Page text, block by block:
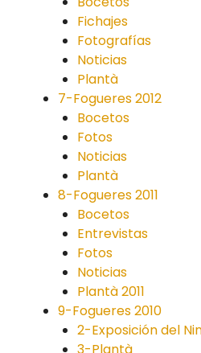
Fichajes
Fotografías
Noticias
Plantà
7-Fogueres 2012
Bocetos
Fotos
Noticias
Plantà
8-Fogueres 2011
Bocetos
Entrevistas
Fotos
Noticias
Plantà 2011
9-Fogueres 2010
2-Exposición del